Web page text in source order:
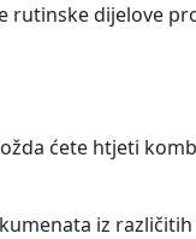
rutinske dijelove
ćete htjeti
iz